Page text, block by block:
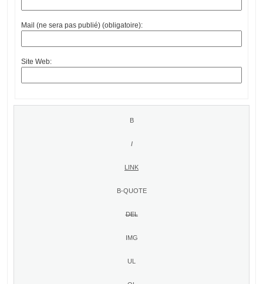
Mail (ne sera pas publié) (obligatoire):
Site Web: